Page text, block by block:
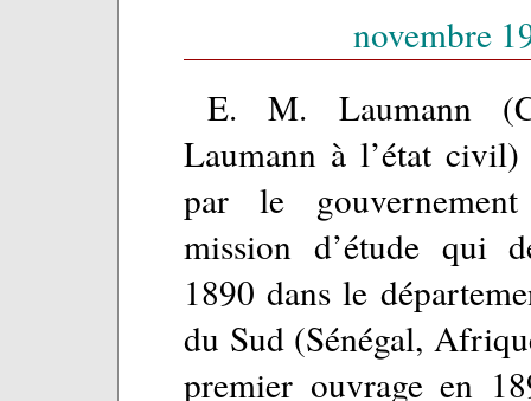
novembre
E. M. Laumann
Laumann à l’état
par le
mission d’étude qui
1890 dans le
du Sud (Sénégal,
premier ouvrage en